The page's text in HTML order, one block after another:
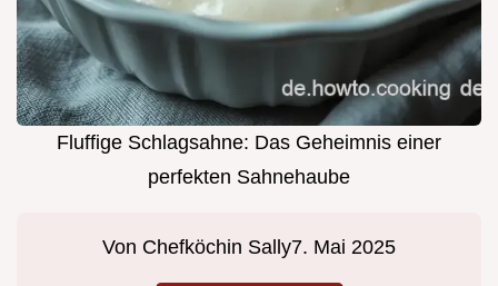
Fluffige Schlagsahne: Das Geheimnis einer
perfekten Sahnehaube
Von Chefköchin Sally7. Mai 2025